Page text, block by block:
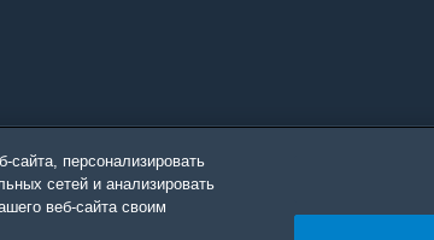
with its global operations through its subsidiaries in 57
Poland, South Africa, Russia, Pakistan, India, Bangladesh,
персонализировать
сетей и анализировать
веб-сайта своим